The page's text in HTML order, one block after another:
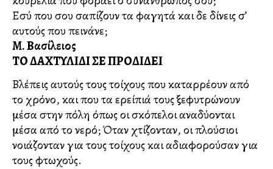
Εσύ που σου σαπίζουν τα φαγητά και δε δίνεις σ’
αυτούς που πεινάνε;
Μ. Βασίλειος
ΤΟ ΔΑΧΤΥΛΙΔΙ ΣΕ ΠΡΟΔΙΔΕΙ
Βλέπεις αυτούς τους τοίχους που καταρρέουν από
το χρόνο, και που τα ερείπιά τους ξεφυτρώνουν
μέσα στην πόλη όπως οι σκόπελοι αναδύονται
μέσα από το νερό; Όταν χτίζονταν, οι πλούσιοι
νοιάζονταν για τους τοίχους και αδιαφορούσαν για
τους φτωχούς.